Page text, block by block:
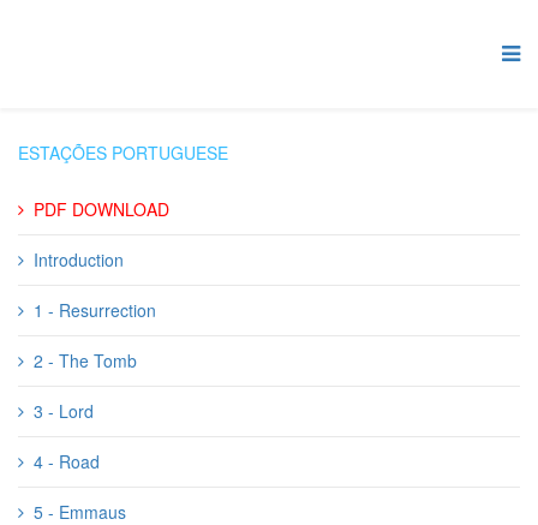
ESTAÇÕES PORTUGUESE
PDF DOWNLOAD
Introduction
1 - Resurrection
2 - The Tomb
3 - Lord
4 - Road
5 - Emmaus